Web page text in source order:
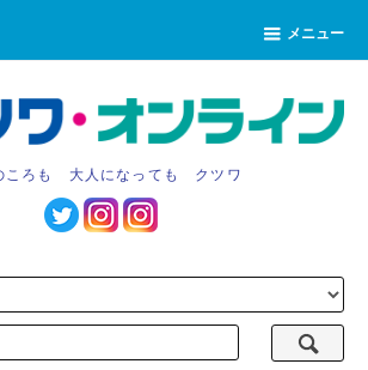
メニュー
ころも 大人になっても クツワ